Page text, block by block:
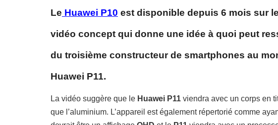
Le Huawei P10 est disponible depuis 6 mois sur
vidéo concept qui donne une idée à quoi peut
du troisième constructeur de smartphones au
Huawei P11.
La vidéo suggère que le Huawei P11 viendra avec un corps en
que l’aluminium. L’appareil est également répertorié comme